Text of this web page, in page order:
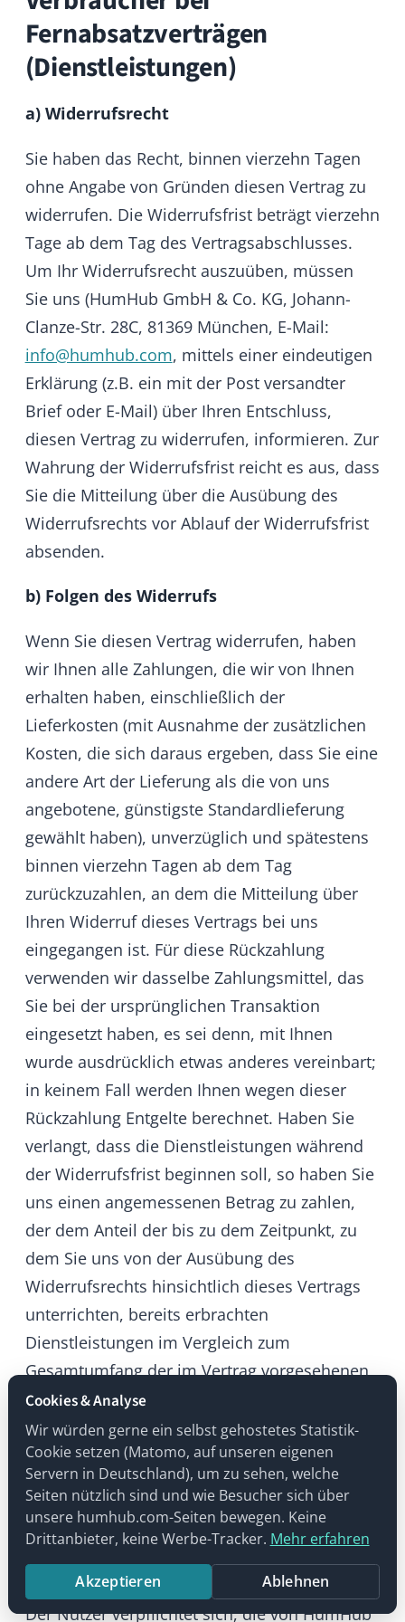
zum Ausschluss des eingeräumten
Nutzungsrechts.
Eventuell bereits gezahlte Gebühren werden
in diesem Fall nicht zurückerstattet.
Eine missbräuchliche Nutzung liegt
insbesondere bei Urheberrechtsverstößen
vor. Zudem liegt eine missbräuchliche
Nutzung in der Bereitstellung, Verbreitung
oder auf andere Art Nutzbarmachung von
illegal erworbenen Daten sowie in der
Verbreitung oder Bereitstellung von Daten zu
illegalen Zwecken. Insbesondere ist die
Nutzung der HumHub Services
zum Versenden von Spam,
zum Senden und Speichern verletzender,
obszöner, bedrohlicher, beleidigender
oder in sonstiger Weise Rechte Dritter
verletzender Inhalte,
zum Senden und Speichern von Viren,
Computer Codes, Files, Scripts, Agents
zum Hochladen von Programmen die
geeignet sind den Betrieb der HumHub
Services zu stören, zu beeinträchtigen oder
zu verhindern,
mit dem Versuch, unauthorisierten Zugang
zu den HumHub Services oder zu einzelnen
Modulen, Systemen oder Anwendungen zu
erhalten oder diesen Dritten zu gewähren,
c) Freistellung
Der Nutzer verpflichtet sich, HumHub von
allen Ansprüchen Dritter einschließlich
angemessener bzw. gesetzlich festgelegter
Kosten zur Rechtsverfolgung freizustellen, die
auf einer nicht vertragsgemäßen,
missbräuchlichen und/oder rechtswidrigen
Nutzung der Webseitendienste und ihrer
Inhalte des Nutzers beruhen. Der Nutzer
unterstützt HumHub bei der Abwehr dieser
Ansprüche, insbesondere durch das zur
Verfügung Stellen sämtlicher, zur Verteidigung
erforderlicher Informationen. Der Nutzer ist
zum Ersatz des Schadens verpflichtet, der
HumHub durch die erfolgreiche Durchsetzung
solcher Ansprüche seitens Dritter entsteht.
§ 7 Haftung
a) Haftungsausschluss
HumHub sowie ihre gesetzlichen Vertreter
und Erfüllungsgehilfen haften unter
nachstehendem Vorbehalt nur für Vorsatz
oder grobe Fahrlässigkeit. Bei leichter
Fahrlässigkeit betrifft die Haftung nur die
Verletzung wesentlicher Vertragspflichten,
folglich solcher Pflichten, deren Einhaltung für
die Erreichung des Vertragszwecks von